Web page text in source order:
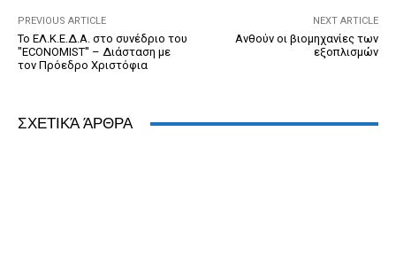
k
PREVIOUS ARTICLE
Το ΕΛ.Κ.Ε.Δ.Α. στο συνέδριο του
"ECONOMIST'' – Διάσταση με
τον Πρόεδρο Χριστόφια
NEXT ARTICLE
Ανθούν οι βιομηχανίες των
εξοπλισμών
ΣΧΕΤΙΚΆ ΆΡΘΡΑ